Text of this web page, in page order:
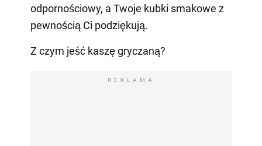
odpornościowy, a Twoje kubki smakowe z
pewnością Ci podziękują.
Z czym jeść kaszę gryczaną?
REKLAMA